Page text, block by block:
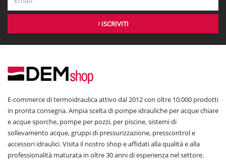
ISCRIVITI
E-commerce di termoidraulica attivo dal 2012 con oltre 10.000 prodotti
in pronta consegna. Ampia scelta di pompe idrauliche per acque chiare
e acque sporche, pompe per pozzi, per piscine, sistemi di
sollevamento acque, gruppi di pressurizzazione, presscontrol e
accessori idraulici. Visita il nostro shop e affidati alla qualità e alla
professionalità maturata in oltre 30 anni di esperienza nel settore.